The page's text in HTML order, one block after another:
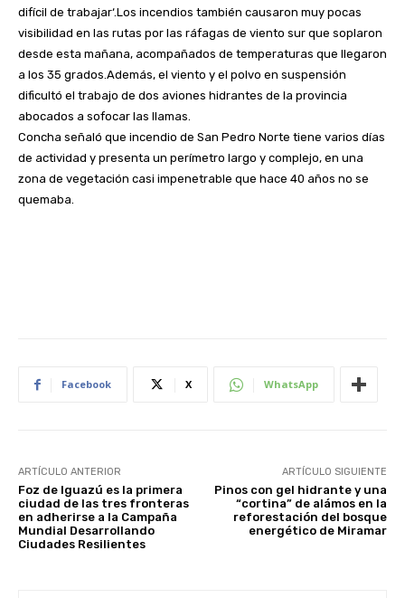
difícil de trabajar‘.Los incendios también causaron muy pocas
visibilidad en las rutas por las ráfagas de viento sur que soplaron
desde esta mañana, acompañados de temperaturas que llegaron
a los 35 grados.Además, el viento y el polvo en suspensión
dificultó el trabajo de dos aviones hidrantes de la provincia
abocados a sofocar las llamas.
Concha señaló que incendio de San Pedro Norte tiene varios días
de actividad y presenta un perímetro largo y complejo, en una
zona de vegetación casi impenetrable que hace 40 años no se
quemaba.
Facebook X WhatsApp
ARTÍCULO ANTERIOR
Foz de Iguazú es la primera
ciudad de las tres fronteras
en adherirse a la Campaña
Mundial Desarrollando
Ciudades Resilientes
ARTÍCULO SIGUIENTE
Pinos con gel hidrante y una
“cortina” de alámos en la
reforestación del bosque
energético de Miramar